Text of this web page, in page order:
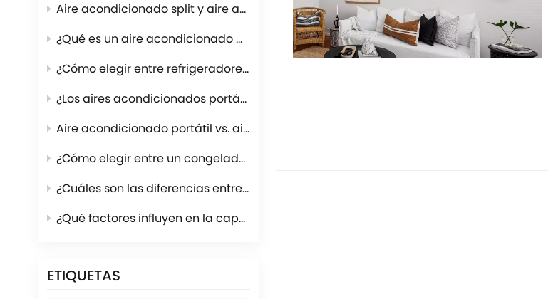
Aire acondicionado split y aire acondicionado con conductos ocultos: ¿Cuál se adapta mejor a su proyecto?
¿Qué es un aire acondicionado para carpas? Soluciones de refrigeración para carpas de grandes eventos.
¿Cómo elegir entre refrigeradores de dos puertas verticales y refrigeradores de puertas francesas?
¿Los aires acondicionados portátiles necesitan ventilación?
Aire acondicionado portátil vs. aire acondicionado de ventana
¿Cómo elegir entre un congelador vertical y un congelador horizontal?
¿Cuáles son las diferencias entre los refrigerantes R600a y R134a?
¿Qué factores influyen en la capacidad de enfriamiento del aire acondicionado?
ETIQUETAS